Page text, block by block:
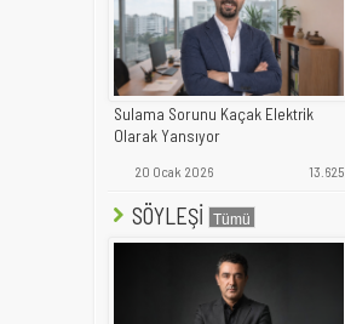
Sulama Sorunu Kaçak Elektrik
Olarak Yansıyor
20 Ocak 2026 13.625
SÖYLEŞİ